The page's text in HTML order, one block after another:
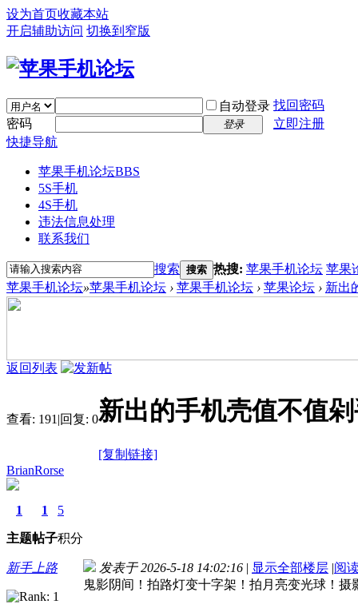
设为首页收藏本站
开启辅助访问 切换到窄版
自动登录 找回密码
密码
登录
立即注册
快捷导航
苹果手机论坛BBS
5S手机
4S手机
违法信息处理
联系我们
搜索 搜索 热搜: 苹果手机论坛 苹果
苹果手机论坛»苹果手机论坛 › 苹果手机论坛 › 苹果论坛 › 新出
返回列表
查看: 191 |回复: 0新出的手机壳值不值
[复制链接]
BrianRorse
1
主题
1
帖子
5
积分
新手上路 发表于 2026-5-18 14:02:16 | 显示全部楼层 |阅
鬼影阴间！拍路灯变十字架！拍月亮变光球！